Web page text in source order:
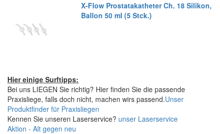
X-Flow Prostatakatheter Ch. 18 Silikon,
Ballon 50 ml (5 Stck.)
Hier einige Surftipps:
Bei uns LIEGEN Sie richtig? Hier finden Sie die passende
Praxisliege, falls doch nicht, machen wirs passend.Unser
Produktfinder für Praxisliegen
Kennen Sie unseren Laserservice? unser Laserservice
Aktion - Alt gegen neu